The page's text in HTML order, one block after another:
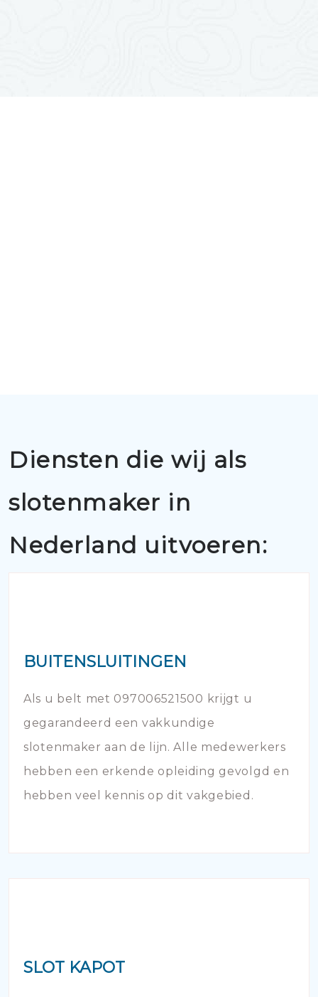
Diensten die wij als
slotenmaker in
Nederland uitvoeren:
BUITENSLUITINGEN
Als u belt met 097006521500 krijgt u
gegarandeerd een vakkundige
slotenmaker aan de lijn. Alle medewerkers
hebben een erkende opleiding gevolgd en
hebben veel kennis op dit vakgebied.
SLOT KAPOT